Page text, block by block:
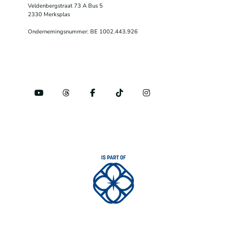
Veldenbergstraat 73 A Bus 5
2330 Merksplas
Ondernemingsnummer: BE 1002.443.926